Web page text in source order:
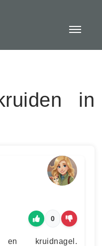
in
0
en kruidnagel.